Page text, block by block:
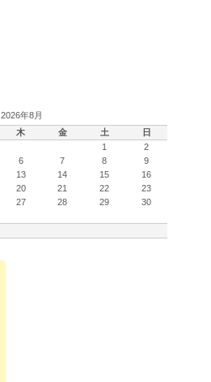
2026年8月
木 金 土 日
1
2
6 7 8
9
13 14 15
16
20 21 22
23
27 28 29
30